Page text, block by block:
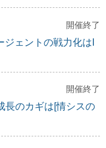
開催終了
ジェントの戦力化はI
開催終了
長のカギは[情シスの